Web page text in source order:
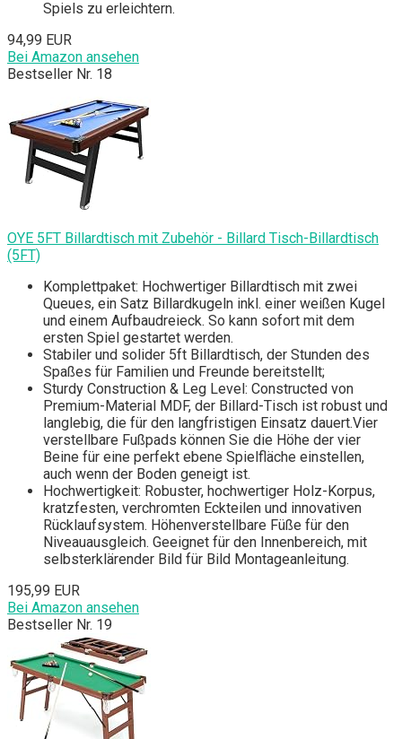
Spiels zu erleichtern.
94,99 EUR
Bei Amazon ansehen
Bestseller Nr. 18
OYE 5FT Billardtisch mit Zubehör - Billard Tisch-Billardtisch
(5FT)
Komplettpaket: Hochwertiger Billardtisch mit zwei
Queues, ein Satz Billardkugeln inkl. einer weißen Kugel
und einem Aufbaudreieck. So kann sofort mit dem
ersten Spiel gestartet werden.
Stabiler und solider 5ft Billardtisch, der Stunden des
Spaßes für Familien und Freunde bereitstellt;
Sturdy Construction & Leg Level: Constructed von
Premium-Material MDF, der Billard-Tisch ist robust und
langlebig, die für den langfristigen Einsatz dauert.Vier
verstellbare Fußpads können Sie die Höhe der vier
Beine für eine perfekt ebene Spielfläche einstellen,
auch wenn der Boden geneigt ist.
Hochwertigkeit: Robuster, hochwertiger Holz-Korpus,
kratzfesten, verchromten Eckteilen und innovativen
Rücklaufsystem. Höhenverstellbare Füße für den
Niveauausgleich. Geeignet für den Innenbereich, mit
selbsterklärender Bild für Bild Montageanleitung.
195,99 EUR
Bei Amazon ansehen
Bestseller Nr. 19